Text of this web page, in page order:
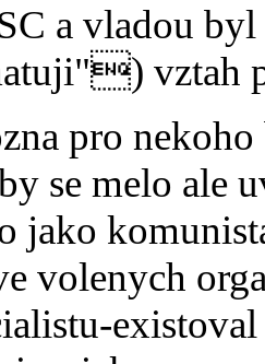
a vladou
vztah
pro
se melo ale
jako
volenych